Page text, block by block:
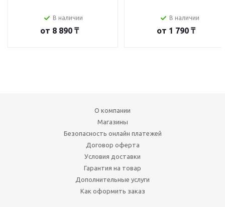
В наличии
от 8 890 ₸
В наличии
от 1 790 ₸
О компании
Магазины
Безопасность онлайн платежей
Договор оферта
Условия доставки
Гарантия на товар
Дополнительные услуги
Как оформить заказ